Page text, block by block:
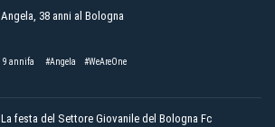
Angela, 38 anni al Bologna
9 annifa #Angela #WeAreOne
La festa del Settore Giovanile del Bologna Fc